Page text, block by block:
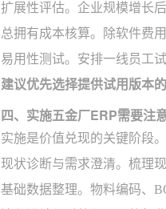
扩展性评估。企业规模增长
总拥有成本核算。除软件费
易用性测试。安排一线员工
建议优先选择提供试用版本
四、实施五金厂ERP需要注
实施是价值兑现的关键阶段
现状诊断与需求澄清。梳理
基础数据整理。物料编码、